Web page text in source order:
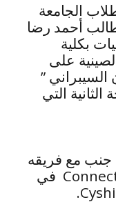
الجامعة
أحمد رضا
بكلية
على
السيبراني ”
التي
جنب مع فريقه
“unreal” تحت عنوان Connecta 2023 في